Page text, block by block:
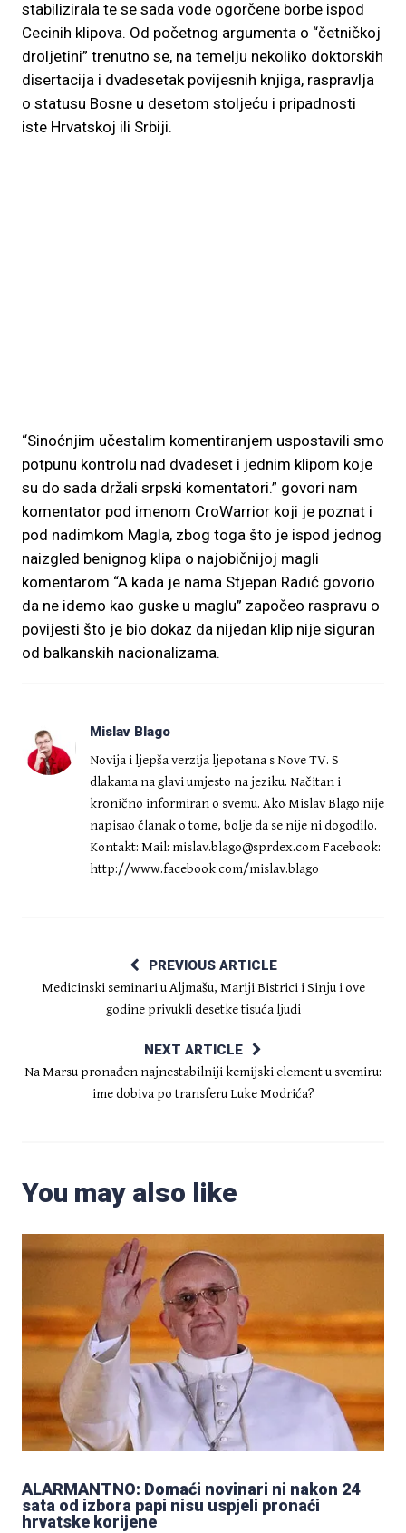
stabilizirala te se sada vode ogorčene borbe ispod
Cecinih klipova. Od početnog argumenta o “četničkoj
droljetini” trenutno se, na temelju nekoliko doktorskih
disertacija i dvadesetak povijesnih knjiga, raspravlja
o statusu Bosne u desetom stoljeću i pripadnosti
iste Hrvatskoj ili Srbiji.
“Sinoćnjim učestalim komentiranjem uspostavili smo
potpunu kontrolu nad dvadeset i jednim klipom koje
su do sada držali srpski komentatori.” govori nam
komentator pod imenom CroWarrior koji je poznat i
pod nadimkom Magla, zbog toga što je ispod jednog
naizgled benignog klipa o najobičnijoj magli
komentarom “A kada je nama Stjepan Radić govorio
da ne idemo kao guske u maglu” započeo raspravu o
povijesti što je bio dokaz da nijedan klip nije siguran
od balkanskih nacionalizama.
Mislav Blago
Novija i ljepša verzija ljepotana s Nove TV. S
dlakama na glavi umjesto na jeziku. Načitan i
kronično informiran o svemu. Ako Mislav Blago nije
napisao članak o tome, bolje da se nije ni dogodilo.
Kontakt: Mail: mislav.blago@sprdex.com Facebook:
http://www.facebook.com/mislav.blago
PREVIOUS ARTICLE
Medicinski seminari u Aljmašu, Mariji Bistrici i Sinju i ove
godine privukli desetke tisuća ljudi
NEXT ARTICLE
Na Marsu pronađen najnestabilniji kemijski element u svemiru:
ime dobiva po transferu Luke Modrića?
You may also like
ALARMANTNO: Domaći novinari ni nakon 24
sata od izbora papi nisu uspjeli pronaći
hrvatske korijene